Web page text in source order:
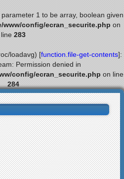
1 to be array, boolean given
www/config/ecran_securite.php on
line 283
loadavg) [function.file-get-contents]:
Permission denied in
config/ecran_securite.php on line
284